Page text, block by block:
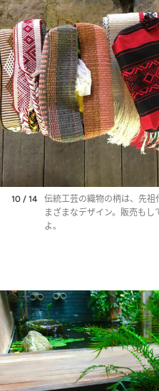
10 / 14
伝統工芸の織物の柄は、先
まざまなデザイン。販売も
よ。